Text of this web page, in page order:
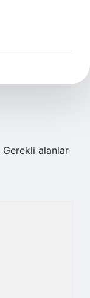
Gerekli alanlar